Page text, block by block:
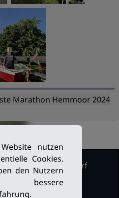
Marathon Hemmoor 2024
Stahnsdorf
nutzen
Cookies.
den Nutzern